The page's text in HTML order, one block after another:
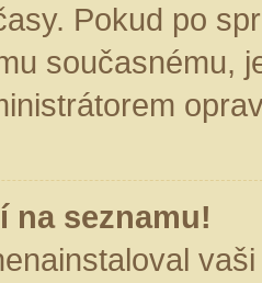
Pokud po
současnému,
na seznamu!